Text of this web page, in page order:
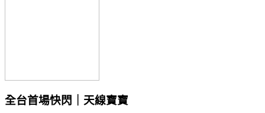
全台首場快閃｜天線寶寶